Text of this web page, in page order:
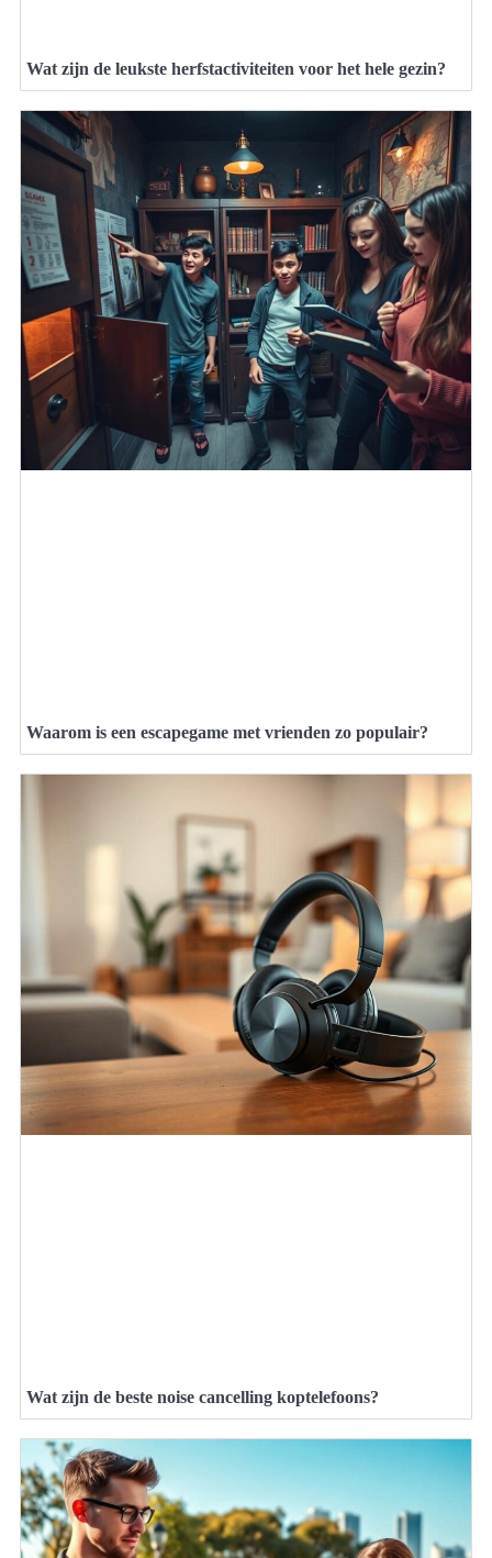
Wat zijn de leukste herfstactiviteiten voor het hele gezin?
Waarom is een escapegame met vrienden zo populair?
Wat zijn de beste noise cancelling koptelefoons?